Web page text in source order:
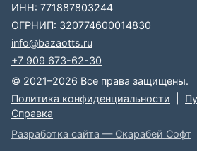
ИНН: 771887803244
ОГРНИП: 320774600014830
info@bazaotts.ru
+7 909 673-62-30
© 2021–2026 Все права защищены.
Политика конфиденциальности
Справка
Разработка сайта — Скарабей Софт